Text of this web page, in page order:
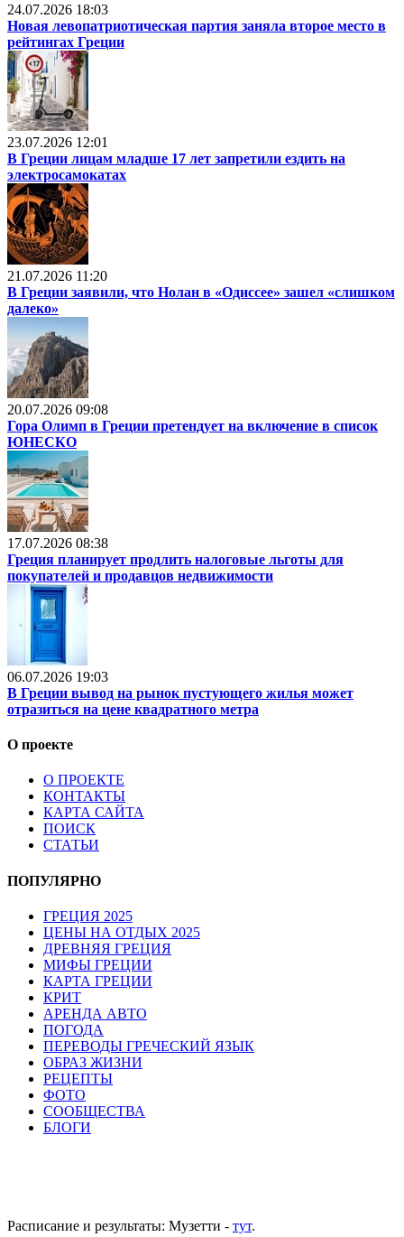
24.07.2026 18:03
Новая левопатриотическая партия заняла второе место в
рейтингах Греции
23.07.2026 12:01
В Греции лицам младше 17 лет запретили ездить на
электросамокатах
21.07.2026 11:20
В Греции заявили, что Нолан в «Одиссее» зашел «слишком
далеко»
20.07.2026 09:08
Гора Олимп в Греции претендует на включение в список
ЮНЕСКО
17.07.2026 08:38
Греция планирует продлить налоговые льготы для
покупателей и продавцов недвижимости
06.07.2026 19:03
В Греции вывод на рынок пустующего жилья может
отразиться на цене квадратного метра
О проекте
О ПРОЕКТЕ
КОНТАКТЫ
КАРТА САЙТА
ПОИСК
СТАТЬИ
ПОПУЛЯРНО
ГРЕЦИЯ 2025
ЦЕНЫ НА ОТДЫХ 2025
ДРЕВНЯЯ ГРЕЦИЯ
МИФЫ ГРЕЦИИ
КАРТА ГРЕЦИИ
КРИТ
АРЕНДА АВТО
ПОГОДА
ПЕРЕВОДЫ ГРЕЧЕСКИЙ ЯЗЫК
ОБРАЗ ЖИЗНИ
РЕЦЕПТЫ
ФОТО
СООБЩЕСТВА
БЛОГИ
Расписание и результаты: Музетти - тут.